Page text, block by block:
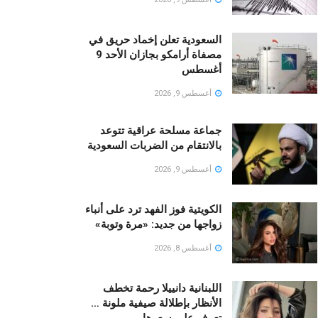
السعودية تعلن إخماد حريق في
مصفاة أرامكو بجازان الأحد 9
أغسطس
أغسطس 9, 2026
جماعة مسلحة عراقية تتوعد
بالانتقام من الضربات السعودية
أغسطس 9, 2026
الكويتية فوز الفهد ترد على أنباء
زواجها من جديد: «مرة وتوبة» ‏
أغسطس 8, 2026
اللبنانية دانييلا رحمة تخطف
الأنظار بإطلالة صيفية ملونة …